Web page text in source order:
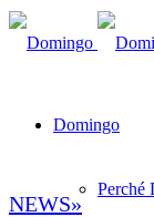
Domingo
Perché
NEWS»